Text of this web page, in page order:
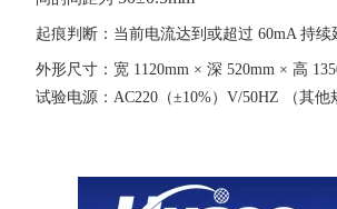
起痕判断：当前电流达到或超过 60mA 持续
外形尺寸：宽 1120mm × 深 520mm × 高
试验电源： AC220（±10%）V/50HZ （其他